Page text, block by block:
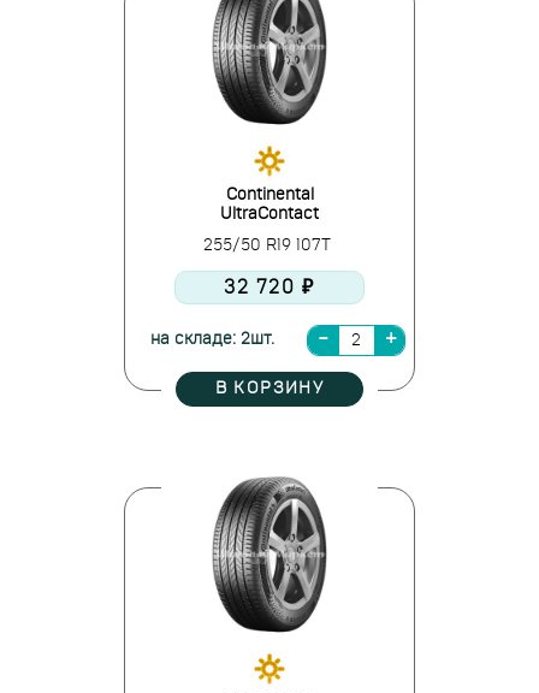
Continental
UltraContact
255/50 R19 107T
32 720 ₽
на складе: 2шт.
В КОРЗИНУ